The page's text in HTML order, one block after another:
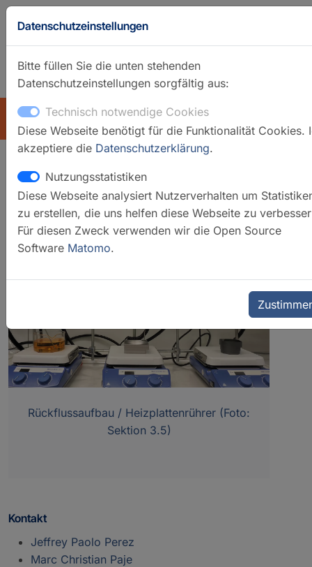
GFZ-Startseite Englisch
ÜBERSICHT
Mineralsynthese und -
umwandlungslabor
Rückflussaufbau / Heizplattenrührer (Foto:
Sektion 3.5)
Kontakt
Jeffrey Paolo Perez
Marc Christian Paje
Datenschutzeinstellungen
Bitte füllen Sie die unten stehenden
Datenschutzeinstellungen sorgfältig aus:
Technisch notwendige Cookies
Diese Webseite benötigt für die Funktionalität Cookies.
akzeptiere die Datenschutzerklärung.
Nutzungsstatistiken
Diese Webseite analysiert Nutzerverhalten um
zu erstellen, die uns helfen diese Webseite zu
Für diesen Zweck verwenden wir die Open Source
Software Matomo.